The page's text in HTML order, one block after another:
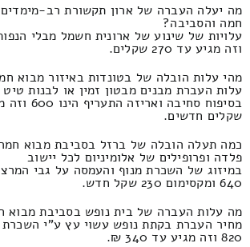
מה יעלה העברה של ארון תקשורת רב-מימדים
חמה והסביבה?
וזה מגיע עד 270 שקלים.
מהי עלות הובלה של בטונדות באיזור מבוא
עלות העברת מבנים מבטון זמין או לבנות
שקלים חדשים.
כמה תעלה הובלה של ברזל בסביבת מבוא
פלדה ופרופילים של אלומיניום לכל יישוב
במיזוג של השכרת מנוף והעמסה על גבי
640 ומקסימום 230 שקל חדש.
מה עלות העברה של בית נופש בסביבת מבוא
מחיר העברת בקתת נופש עשוי עץ ע"י השכרת
820 וזה מגיע עד 340 ₪.